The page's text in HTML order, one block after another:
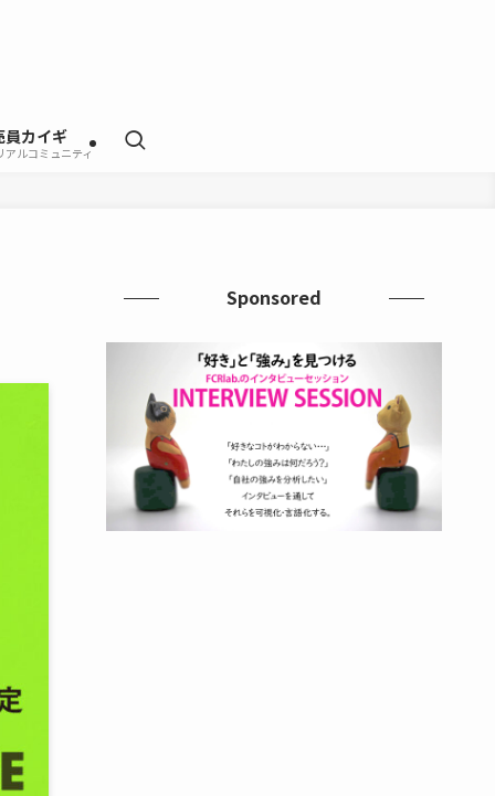
員カイギ
アルコミュニティ
Sponsored